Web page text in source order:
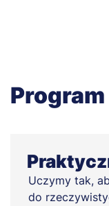
Uczymy tak,
do